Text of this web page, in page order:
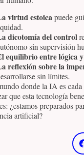
virtud estoicapuede
dicotomía del control
sin supervisión
equilibrio entre lógica
reflexión sobre la
sin límites.
donde la IA es
que esta tecnología
¿estamos preparados
artificial?